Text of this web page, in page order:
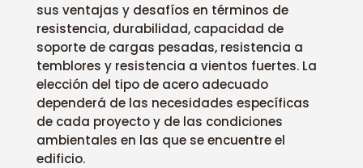
sus ventajas y desafíos en términos de
resistencia, durabilidad, capacidad de
soporte de cargas pesadas, resistencia a
temblores y resistencia a vientos fuertes. La
elección del tipo de acero adecuado
dependerá de las necesidades específicas
de cada proyecto y de las condiciones
ambientales en las que se encuentre el
edificio.